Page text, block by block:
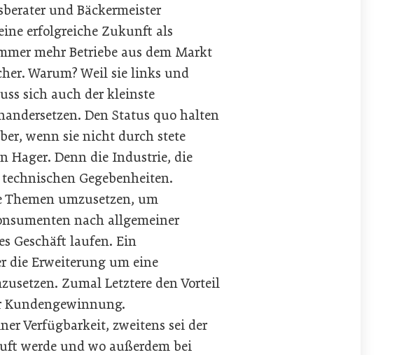
und Bäckermeister
erfolgreiche Zukunft als
mehr Betriebe aus dem Markt
Warum? Weil sie links und
sich auch der kleinste
Den Status quo halten
wenn sie nicht durch stete
Hager. Denn die Industrie, die
Gegebenheiten.
Themen umzusetzen, um
nach allgemeiner
Geschäft laufen. Ein
die Erweiterung um eine
Zumal Letztere den Vorteil
Kundengewinnung.
Verfügbarkeit, zweitens sei der
werde und wo außerdem bei